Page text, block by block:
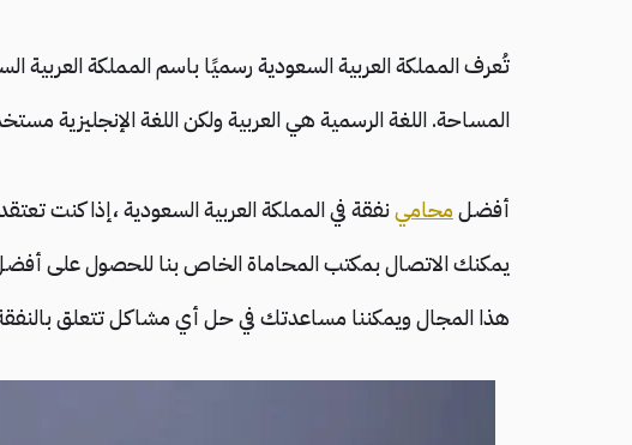
تُعرف المملكة العربية السعودية رسميًا باسم المملكة العربية
المساحة. اللغة الرسمية هي العربية ولكن اللغة الإنجليزية
أفضلمحامينفقة في المملكة العربية السعودية ،إذا كنت
يمكنك الاتصال بمكتب المحاماة الخاص بنا للحصول على
هذا المجال ويمكننا مساعدتك في حل أي مشاكل تتعلق